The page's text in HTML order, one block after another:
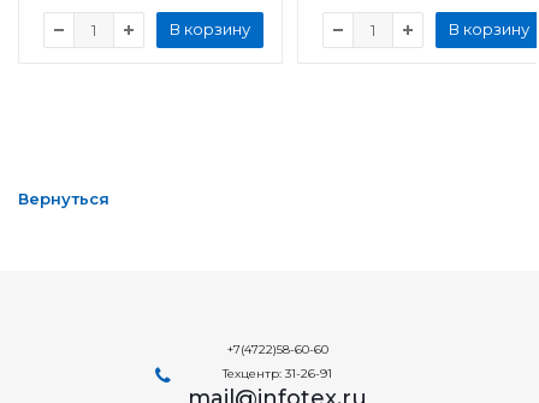
В корзину В корзину
Вернуться
+7(4722)58-60-60
Техцентр: 31-26-91